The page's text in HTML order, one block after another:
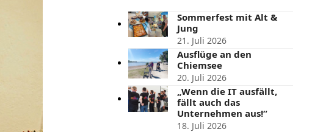
Sommerfest mit Alt &
Jung
21. Juli 2026
Ausflüge an den
Chiemsee
20. Juli 2026
„Wenn die IT ausfällt,
fällt auch das
Unternehmen aus!“
18. Juli 2026